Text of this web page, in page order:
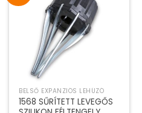
BELSŐ EXPANZIÓS LEHÚZÓ
1568 SŰRÍTETT LEVEGŐS